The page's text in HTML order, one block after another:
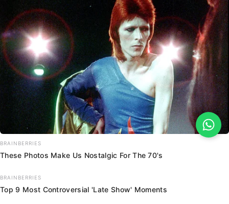
BRAINBERRIES
These Photos Make Us Nostalgic For The 70's
BRAINBERRIES
Top 9 Most Controversial 'Late Show' Moments